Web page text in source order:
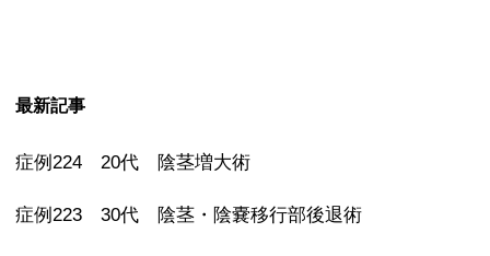
最新記事
症例224 20代 陰茎増大術
症例223 30代 陰茎・陰嚢移行部後退術